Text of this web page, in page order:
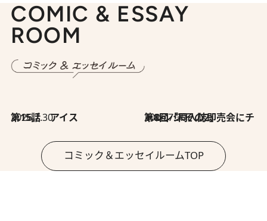
COMIC & ESSAY
ROOM
2026.7.30
第15話 アイス 2026.7.30
第8回「同人誌即売会にチャレンジ その2」
コミック＆エッセイルームTOP